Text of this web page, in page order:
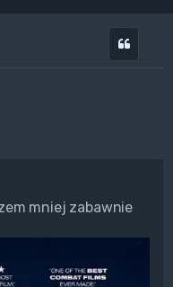
mniej zabawnie